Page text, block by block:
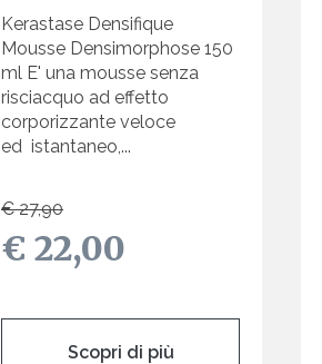
Kerastase Densifique
Mousse Densimorphose 150
ml E' una mousse senza
risciacquo ad effetto
corporizzante veloce
ed istantaneo,...
€ 27,90
€ 22,00
Scopri di più